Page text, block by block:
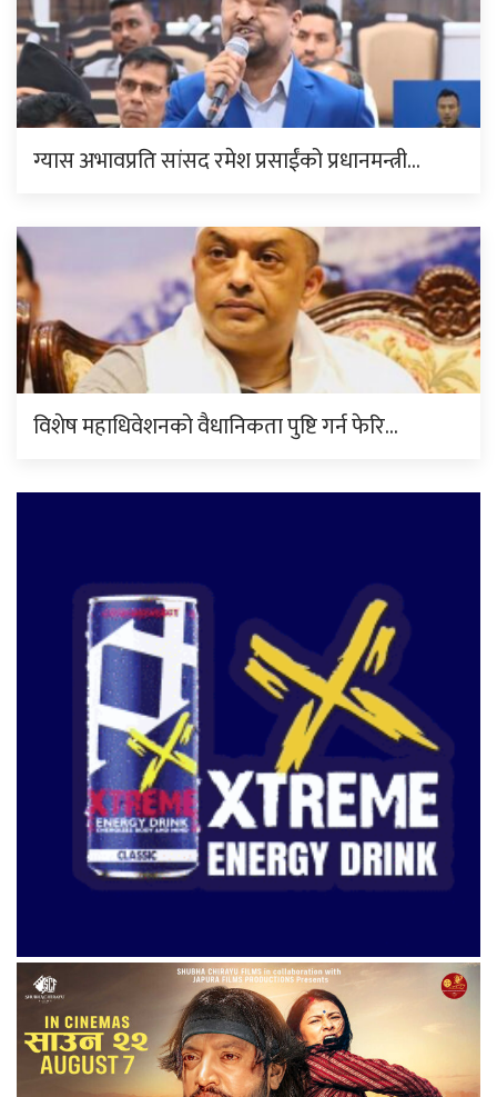
ग्यास अभावप्रति सांसद रमेश प्रसाईंको प्रधानमन्त्री…
विशेष महाधिवेशनको वैधानिकता पुष्टि गर्न फेरि…